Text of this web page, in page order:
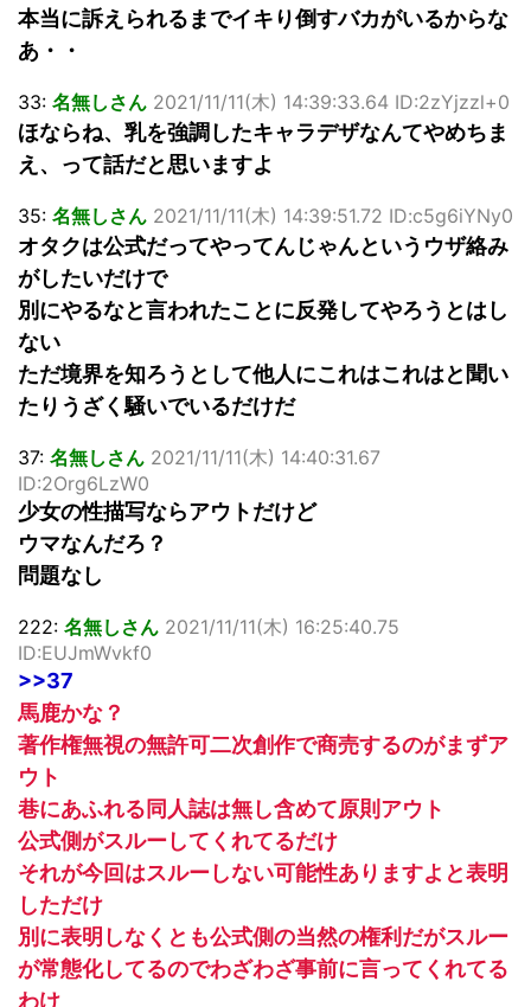
本当に訴えられるまでイキり倒すバカがいるからな
あ・・
33: 名無しさん 2021/11/11(木) 14:39:33.64 ID:2zYjzzl+0
ほならね、乳を強調したキャラデザなんてやめちま
え、って話だと思いますよ
35: 名無しさん 2021/11/11(木) 14:39:51.72 ID:c5g6iYNy0
オタクは公式だってやってんじゃんというウザ絡み
がしたいだけで
別にやるなと言われたことに反発してやろうとはし
ない
ただ境界を知ろうとして他人にこれはこれはと聞い
たりうざく騒いでいるだけだ
37: 名無しさん 2021/11/11(木) 14:40:31.67
ID:2Org6LzW0
少女の性描写ならアウトだけど
ウマなんだろ？
問題なし
222: 名無しさん 2021/11/11(木) 16:25:40.75
ID:EUJmWvkf0
>>37
馬鹿かな？
著作権無視の無許可二次創作で商売するのがまずア
ウト
巷にあふれる同人誌は無し含めて原則アウト
公式側がスルーしてくれてるだけ
それが今回はスルーしない可能性ありますよと表明
しただけ
別に表明しなくとも公式側の当然の権利だがスルー
が常態化してるのでわざわざ事前に言ってくれてる
わけ